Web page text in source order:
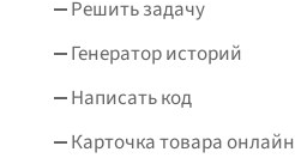
Решить задачу
Генератор историй
Написать код
Карточка товара онлайн